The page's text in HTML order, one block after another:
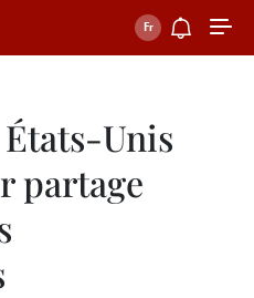
Unis
partage